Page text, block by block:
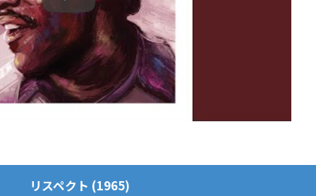
リスペクト (1965)